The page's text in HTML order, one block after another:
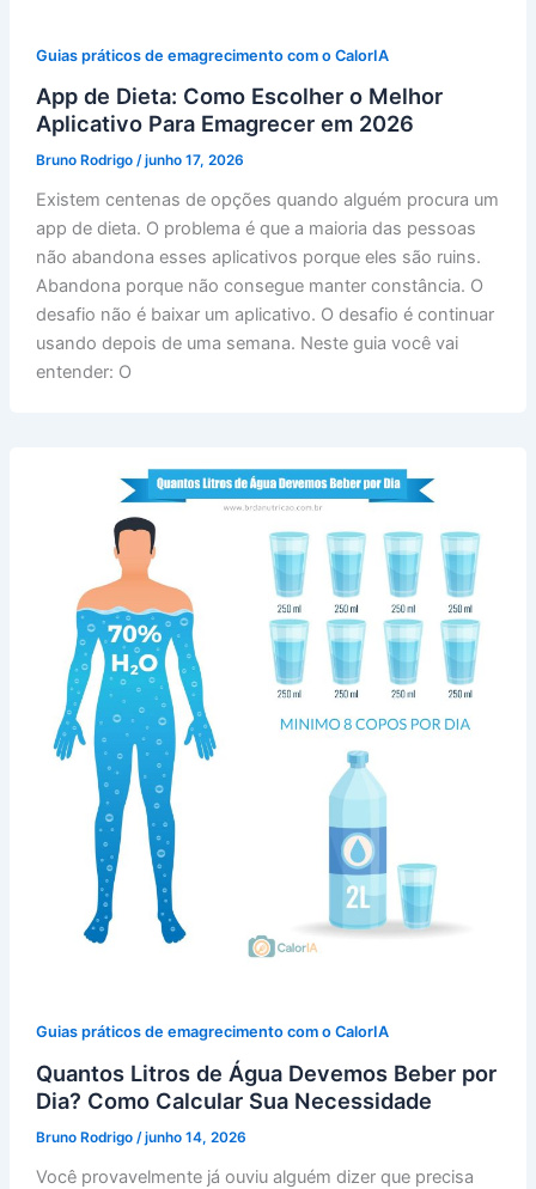
Guias práticos de emagrecimento com o CalorIA
App de Dieta: Como Escolher o Melhor
Aplicativo Para Emagrecer em 2026
Bruno Rodrigo /junho 17, 2026
Existem centenas de opções quando alguém procura um
app de dieta. O problema é que a maioria das pessoas
não abandona esses aplicativos porque eles são ruins.
Abandona porque não consegue manter constância. O
desafio não é baixar um aplicativo. O desafio é continuar
usando depois de uma semana. Neste guia você vai
entender: O
Guias práticos de emagrecimento com o CalorIA
Quantos Litros de Água Devemos Beber por
Dia? Como Calcular Sua Necessidade
Bruno Rodrigo /junho 14, 2026
Você provavelmente já ouviu alguém dizer que precisa